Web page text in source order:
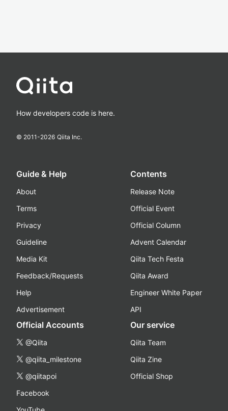
How developers code is here.
© 2011-2026 Qiita Inc.
Guide & Help
About
Terms
Privacy
Guideline
Media Kit
Feedback/Requests
Help
Advertisement
Contents
Release Note
Official Event
Official Column
Advent Calendar
Qiita Tech Festa
Qiita Award
Engineer White Paper
API
Official Accounts
@Qiita
@qiita_milestone
@qiitapoi
Facebook
Our service
Qiita Team
Qiita Zine
Official Shop